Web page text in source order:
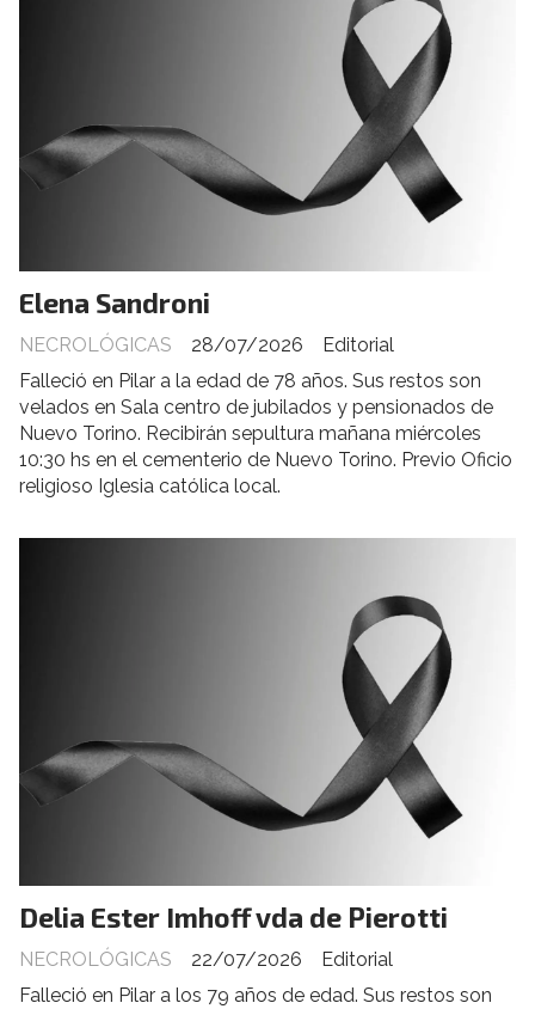
Elena Sandroni
Editorial
NECROLÓGICAS
28/07/2026
Falleció en Pilar a la edad de 78 años. Sus restos son
velados en Sala centro de jubilados y pensionados de
Nuevo Torino. Recibirán sepultura mañana miércoles
10:30 hs en el cementerio de Nuevo Torino. Previo Oficio
religioso Iglesia católica local.
Delia Ester Imhoff vda de Pierotti
Editorial
NECROLÓGICAS
22/07/2026
Falleció en Pilar a los 79 años de edad. Sus restos son